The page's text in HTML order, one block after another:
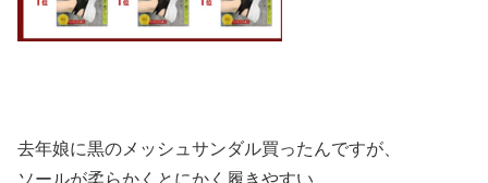
去年娘に黒のメッシュサンダル買ったんですが、